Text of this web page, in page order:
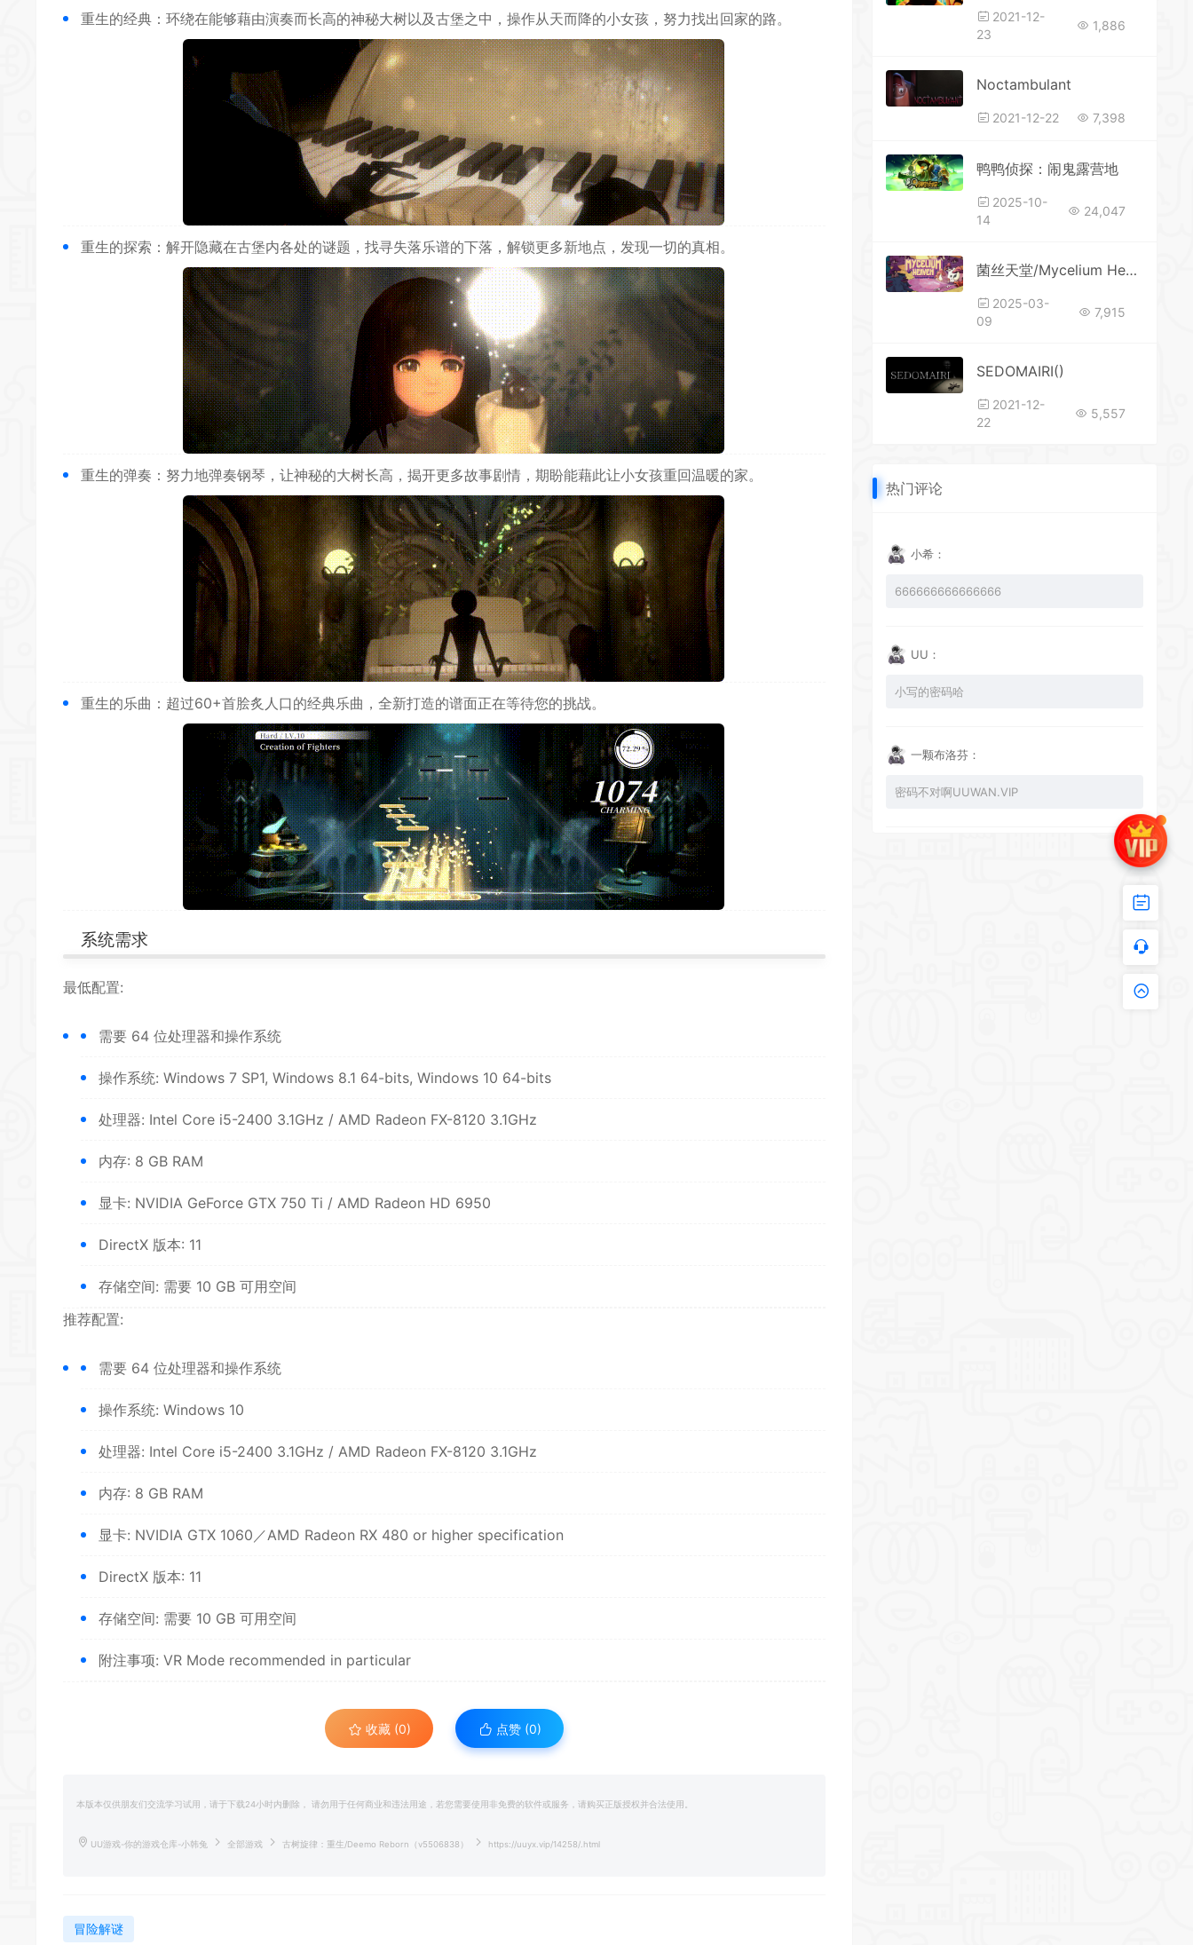
重生的经典：环绕在能够藉由演奏而长高的神秘大树以及古堡之中，操作从天而降的小女孩，努力找出回家的路。
重生的探索：解开隐藏在古堡内各处的谜题，找寻失落乐谱的下落，解锁更多新地点，发现一切的真相。
重生的弹奏：努力地弹奏钢琴，让神秘的大树长高，揭开更多故事剧情，期盼能藉此让小女孩重回温暖的家。
重生的乐曲：超过60+首脍炙人口的经典乐曲，全新打造的谱面正在等待您的挑战。
系统需求
最低配置:
需要 64 位处理器和操作系统
操作系统: Windows 7 SP1, Windows 8.1 64-bits, Windows 10 64-bits
处理器: Intel Core i5-2400 3.1GHz / AMD Radeon FX-8120 3.1GHz
内存: 8 GB RAM
显卡: NVIDIA GeForce GTX 750 Ti / AMD Radeon HD 6950
DirectX 版本: 11
存储空间: 需要 10 GB 可用空间
推荐配置:
需要 64 位处理器和操作系统
操作系统: Windows 10
处理器: Intel Core i5-2400 3.1GHz / AMD Radeon FX-8120 3.1GHz
内存: 8 GB RAM
显卡: NVIDIA GTX 1060／AMD Radeon RX 480 or higher specification
DirectX 版本: 11
存储空间: 需要 10 GB 可用空间
附注事项: VR Mode recommended in particular
收藏 (0) 点赞 (0)
本版本仅供朋友们交流学习试用，请于下载24小时内删除， 请勿用于任何商业和违法用途，若您需要使用非免费的软件或服务，请购买正版授权并合法使用。
UU游戏-你的游戏仓库-小韩兔 全部游戏 古树旋律：重生/Deemo Reborn（v5506838） https://uuyx.vip/14258/.html
冒险解谜
2021-12-
23
1,886
Noctambulant
2021-12-22 7,398
鸭鸭侦探：闹鬼露营地
2025-10-
14
24,047
菌丝天堂/Mycelium Heaven
2025-03-
09
7,915
SEDOMAIRI()
2021-12-
22
5,557
热门评论
小希：
666666666666666
UU：
小写的密码哈
一颗布洛芬：
密码不对啊UUWAN.VIP